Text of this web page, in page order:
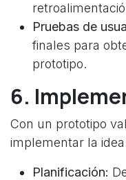
Pruebas de
finales para
prototipo.
6.
Con un prototipo
implementar la
Planificación: